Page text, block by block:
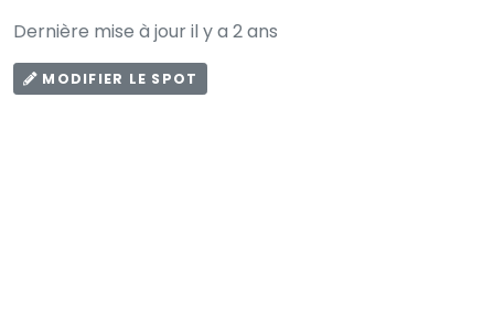
Dernière mise à jour il y a 2 ans
MODIFIER LE SPOT